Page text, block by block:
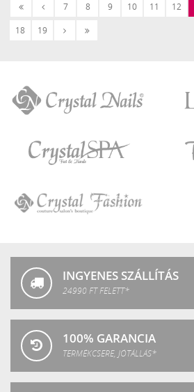
«
‹
7 8 9 10 11 12
18
19
KövetkezőUtolsó
Nails
SPA
INGYENES SZÁLLÍTÁS
24990 FT FELETT*
100% GARANCIA
TERMÉKCSERE, JÓTÁLLÁS*